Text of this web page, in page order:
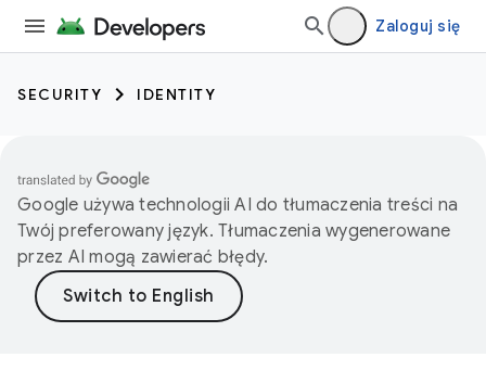
Zaloguj się
SECURITY IDENTITY
Google używa technologii AI do tłumaczenia treści na
Twój preferowany język. Tłumaczenia wygenerowane
przez AI mogą zawierać błędy.